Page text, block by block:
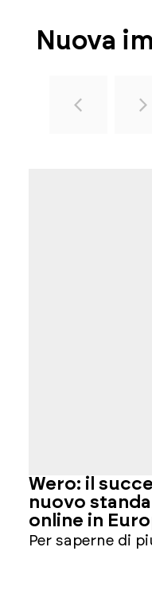
Nuova
Wero: il
nuovo
online in
Per saperne di